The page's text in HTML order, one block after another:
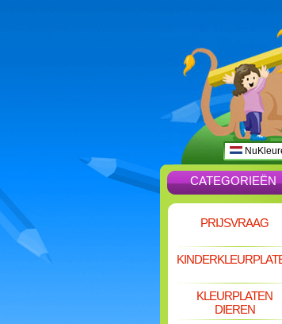
CATEGORIEËN
PRIJSVRAAG
KLEURPLATEN
DIEREN